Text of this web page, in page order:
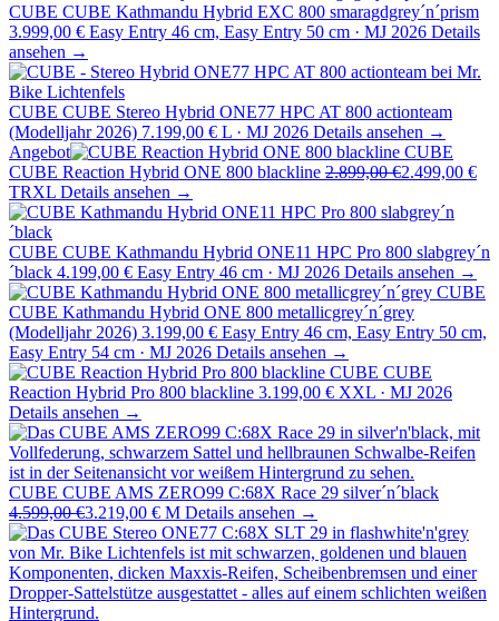
CUBE CUBE Kathmandu Hybrid EXC 800 smaragdgrey´n´prism
3.999,00 € Easy Entry 46 cm, Easy Entry 50 cm · MJ 2026 Details
ansehen →
CUBE CUBE Stereo Hybrid ONE77 HPC AT 800 actionteam
(Modelljahr 2026) 7.199,00 € L · MJ 2026 Details ansehen →
Angebot
CUBE
CUBE Reaction Hybrid ONE 800 blackline 2.899,00 €2.499,00 €
TRXL Details ansehen →
CUBE CUBE Kathmandu Hybrid ONE11 HPC Pro 800 slabgrey´n
´black 4.199,00 € Easy Entry 46 cm · MJ 2026 Details ansehen →
CUBE
CUBE Kathmandu Hybrid ONE 800 metallicgrey´n´grey
(Modelljahr 2026) 3.199,00 € Easy Entry 46 cm, Easy Entry 50 cm,
Easy Entry 54 cm · MJ 2026 Details ansehen →
CUBE CUBE
Reaction Hybrid Pro 800 blackline 3.199,00 € XXL · MJ 2026
Details ansehen →
CUBE CUBE AMS ZERO99 C:68X Race 29 silver´n´black
4.599,00 €3.219,00 € M Details ansehen →